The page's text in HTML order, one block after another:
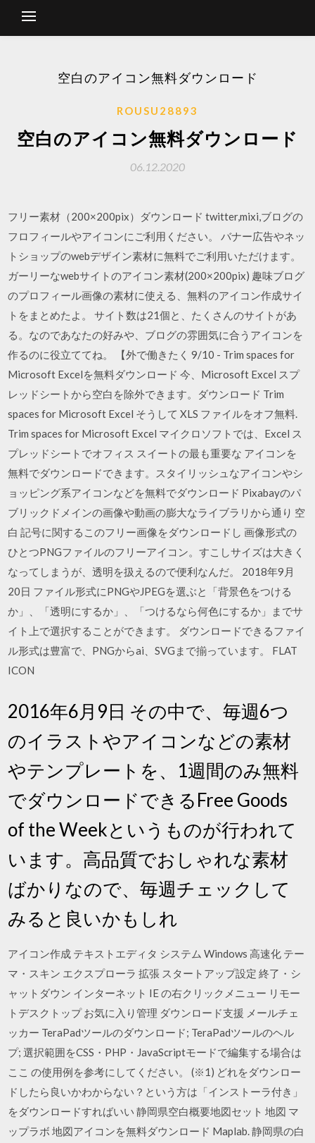
空白のアイコン無料ダウンロード
ROUSU28893
空白のアイコン無料ダウンロード
06.12.2020
フリー素材（200×200pix）ダウンロード twitter,mixi,ブログの
フロフィールやアイコンにご利用ください。 バナー広告やネッ
トショップのwebデザイン素材に無料でご利用いただけます。
ガーリーなwebサイトのアイコン素材(200×200pix) 趣味ブログ
のプロフィール画像の素材に使える、無料のアイコン作成サイ
トをまとめたよ。 サイト数は21個と、たくさんのサイトがあ
る。なのであなたの好みや、ブログの雰囲気に合うアイコンを
作るのに役立ててね。 【外で働きたく 9/10 - Trim spaces for
Microsoft Excelを無料ダウンロード 今、Microsoft Excel スプ
レッドシートから空白を除外できます。ダウンロード Trim
spaces for Microsoft Excel そうして XLS ファイルをオフ無料.
Trim spaces for Microsoft Excel マイクロソフトでは、Excel ス
プレッドシートでオフィス スイートの最も重要な アイコンを
無料でダウンロードできます。スタイリッシュなアイコンやシ
ョッピング系アイコンなどを無料でダウンロード Pixabayのパ
ブリックドメインの画像や動画の膨大なライブラリから通り 空
白 記号に関するこのフリー画像をダウンロードし 画像形式の
ひとつPNGファイルのフリーアイコン。すこしサイズは大きく
なってしまうが、透明を扱えるので便利なんだ。 2018年9月
20日 ファイル形式にPNGやJPEGを選ぶと「背景色をつける
か」、「透明にするか」、「つけるなら何色にするか」までサ
イト上で選択することができます。 ダウンロードできるファイ
ル形式は豊富で、PNGからai、SVGまで揃っています。 FLAT
ICON
2016年6月9日 その中で、毎週6つ
のイラストやアイコンなどの素材
やテンプレートを、1週間のみ無料
でダウンロードできるFree Goods
of the Weekというものが行われて
います。高品質でおしゃれな素材
ばかりなので、毎週チェックして
みると良いかもしれ
アイコン作成 テキストエディタ システム Windows 高速化 テー
マ・スキン エクスプローラ 拡張 スタートアップ設定 終了・シ
ャットダウン インターネット IE の右クリックメニュー リモー
トデスクトップ お気に入り管理 ダウンロード支援 メールチェ
ッカー TeraPadツールのダウンロード; TeraPadツールのヘル
プ; 選択範囲をCSS・PHP・JavaScriptモードで編集する場合は
ここ の使用例を参考にしてください。 (※1) どれをダウンロー
ドしたら良いかわからない？という方は「インストーラ付き」
をダウンロードすればいい 静岡県空白概要地図セット 地図 マ
ップラボ 地図アイコンを無料ダウンロード Maplab. 静岡県の白